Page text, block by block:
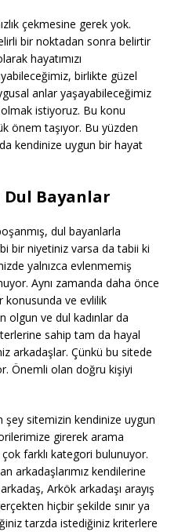
çekmesine gerek yok.
bir noktadan sonra belirtir
hayatımızı
birlikte güzel
anlar yaşayabileceğimiz
istiyoruz. Bu konu
önem taşıyor. Bu yüzden
kendinize uygun bir hayat
Dul Bayanlar
dul bayanlarla
bir niyetiniz varsa da tabii ki
yalnızca evlenmemiş
Aynı zamanda daha önce
konusunda ve evlilik
olgun ve dul kadınlar da
sahip tam da hayal
arkadaşlar. Çünkü bu sitede
Önemli olan doğru kişiyi
şey sitemizin kendinize uygun
girerek arama
farklı kategori bulunuyor.
arkadaşlarımız kendilerine
Arkök arkadaşı arayış
hiçbir şekilde sınır ya
tarzda istediğiniz kriterlere